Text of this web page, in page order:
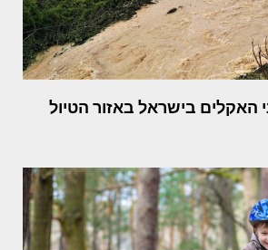
האקלים בישראל באזור הטיול